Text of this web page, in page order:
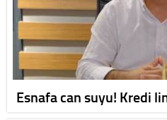
Esnafa can suyu! Kredi